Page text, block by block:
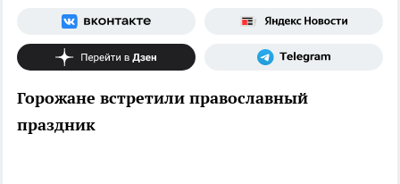
Горожане встретили православный
праздник